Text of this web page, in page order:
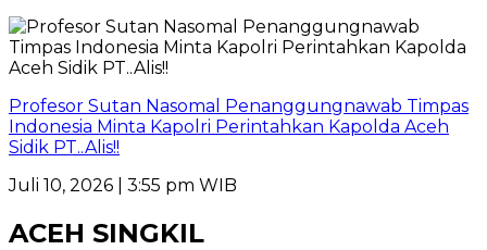
Profesor Sutan Nasomal Penanggungnawab Timpas
Indonesia Minta Kapolri Perintahkan Kapolda Aceh
Sidik PT..Alis!!
Juli 10, 2026 | 3:55 pm WIB
ACEH SINGKIL